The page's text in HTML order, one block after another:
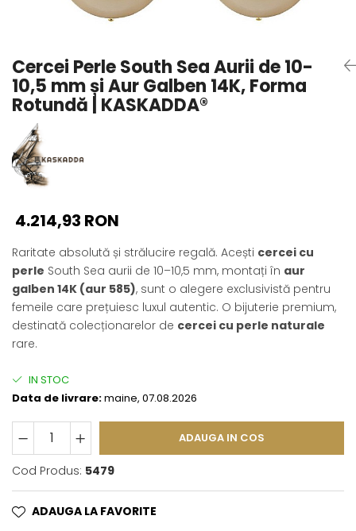
Seturi Perle cu Argint
Pandantive cu Perle
Brose cu Perle
Cercei Perle South Sea Aurii de 10-
10,5 mm și Aur Galben 14K, Forma
Rotundă | KASKADDA®
4.214,93 RON
Raritate absolută și strălucire regală. Acești cercei cu
perle South Sea aurii de 10–10,5 mm, montați în aur
galben 14K (aur 585), sunt o alegere exclusivistă pentru
femeile care prețuiesc luxul autentic. O bijuterie premium,
destinată colecționarelor de cercei cu perle naturale
rare.
IN STOC
Data de livrare:maine, 07.08.2026
ADAUGA IN COS
Cod Produs: 5479
ADAUGA LA FAVORITE